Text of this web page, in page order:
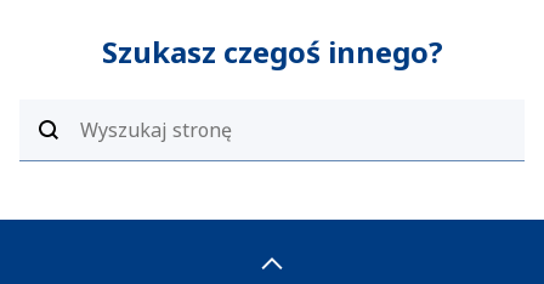
Szukasz czegoś innego?